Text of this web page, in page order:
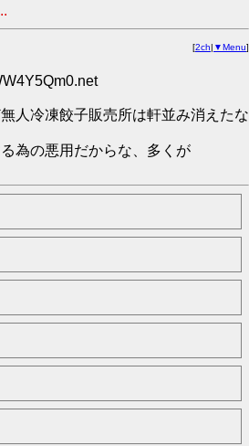
[2ch| ▼Menu]
人冷凍餃子販売所は軒並み消えたな
為の悪用だからな、多くが